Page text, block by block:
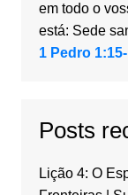
em todo o
está: Sede
1 Pedro
Posts
Lição 4: O